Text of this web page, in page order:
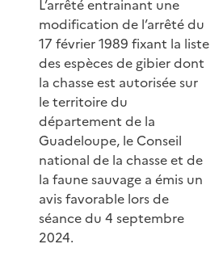
L’arrêté entrainant une
modification de l’arrêté du
17 février 1989 fixant la liste
des espèces de gibier dont
la chasse est autorisée sur
le territoire du
département de la
Guadeloupe, le Conseil
national de la chasse et de
la faune sauvage a émis un
avis favorable lors de
séance du 4 septembre
2024.